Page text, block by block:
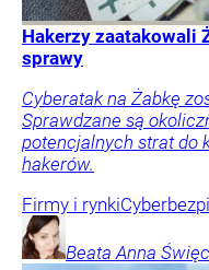
Hakerzy zaatakowali
sprawy
Cyberatak na Żabkę
Sprawdzane są
potencjalnych strat do
hakerów.
Firmy i rynki
Beata Anna